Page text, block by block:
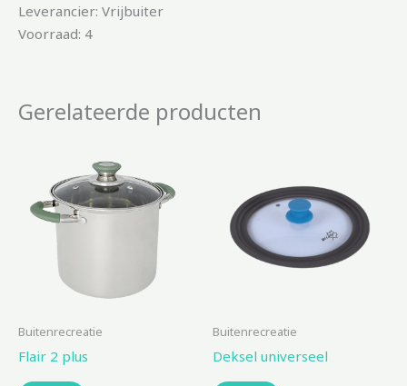
Leverancier: Vrijbuiter
Voorraad: 4
Gerelateerde producten
Buitenrecreatie
Flair 2 plus
Buitenrecreatie
Deksel universeel